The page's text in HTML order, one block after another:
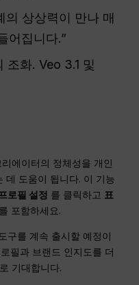
의 상상력이 만나 매
어집니다.”
조화. Veo 3.1 및
에이터의 정체성을 개인
데 도움이 됩니다. 이 기능
로필 설정 를 클릭하고 표
포함하세요.
구를 계속 출시할 예정이
필과 브랜드 인지도를 더
기대합니다.